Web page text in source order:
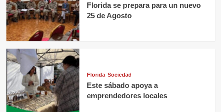
Florida se prepara para un nuevo
25 de Agosto
Florida Sociedad
Este sábado apoya a
emprendedores locales